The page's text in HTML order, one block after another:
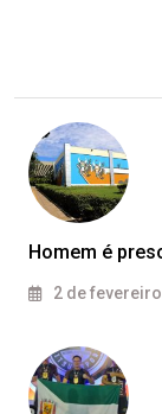
Homem é
2 de